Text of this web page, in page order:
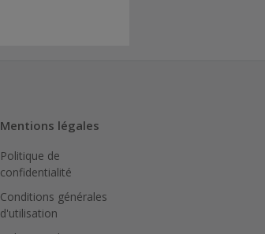
Mentions légales
Politique de
confidentialité
Conditions générales
d'utilisation